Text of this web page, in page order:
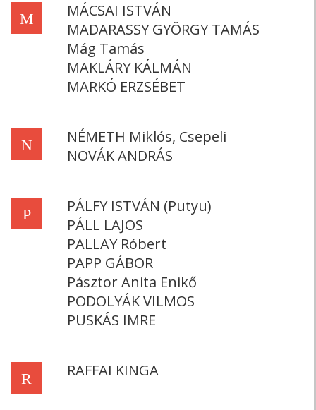
M
MÁCSAI ISTVÁN
MADARASSY GYÖRGY TAMÁS
Mág Tamás
MAKLÁRY KÁLMÁN
MARKÓ ERZSÉBET
N
NÉMETH Miklós, Csepeli
NOVÁK ANDRÁS
P
PÁLFY ISTVÁN (Putyu)
PÁLL LAJOS
PALLAY Róbert
PAPP GÁBOR
Pásztor Anita Enikő
PODOLYÁK VILMOS
PUSKÁS IMRE
R RAFFAI KINGA